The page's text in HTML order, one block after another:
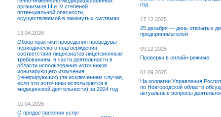
организмов III и IV степеней
потенциальной опасности,
осуществляемой в замкнутых системах
13.04.2026
Обзор практики проведения процедуры
периодического подтверждения
соответствия лицензиатов лицензионным
требованиям, в части деятельности в
области использования источников
ионизирующего излучения
(генерирующих) (за исключением случая,
если эти источники используются в
медицинской деятельности) за 2024 год
10.04.2026
О предоставлении услуг
год
17.12.2025
25 декабря — день открытых
предпринимателей
09.12.2025
Проверки в онлайн-режиме
01.09.2025
На коллегии Управления
по Новгородской области
актуальные вопросы